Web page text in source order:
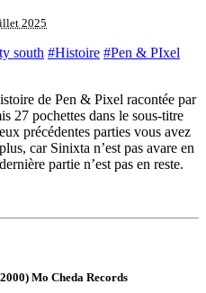
2025
south #Histoire #Pen & PIxel
de Pen & Pixel racontée par
27 pochettes dans le sous-titre
précédentes parties vous avez
car Sinixta n’est pas avare en
partie n’est pas en reste.
Mo Cheda Records